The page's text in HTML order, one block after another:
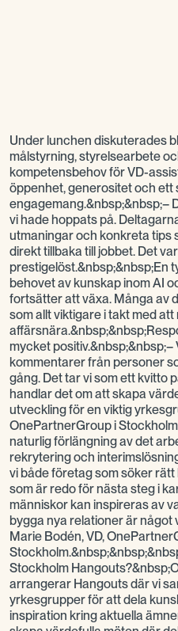
Under lunchen diskuterades
målstyrning, styrelsearbete
kompetensbehov för VD-
öppenhet, generositet och ett
engagemang.&nbsp;&nbsp;–
vi hade hoppats på.
utmaningar och konkreta tips
direkt tillbaka till jobbet. Det
prestigelöst.&nbsp;&nbsp;En
behovet av kunskap inom AI
fortsätter att växa. Många av
som allt viktigare i takt med
mycket positiv.&nbsp;&nbsp;–
kommentarer från personer
gång. Det tar vi som ett kvitto
handlar det om att skapa
utveckling för en viktig
OnePartnerGroup i
naturlig förlängning av det
rekrytering och
vi både företag som söker
som är redo för nästa steg i
människor kan inspireras av
bygga nya relationer är något
Marie Bodén, VD,
Stockholm
arrangerar Hangouts där vi
yrkesgrupper för att dela
inspiration kring aktuella